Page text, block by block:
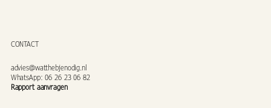
CONTACT
advies@watthebjenodig.nl
WhatsApp: 06 26 23 06 82
Rapport aanvragen